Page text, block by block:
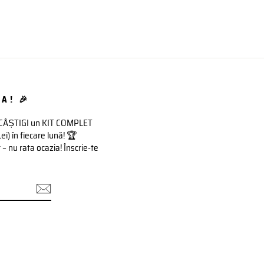
🎉
un KIT COMPLET
în fiecare lună! 🏆
nu rata ocazia! Înscrie-te